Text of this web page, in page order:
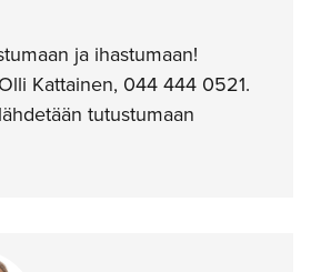
ja ihastumaan!
Kattainen, 044 444 0521.
tutustumaan